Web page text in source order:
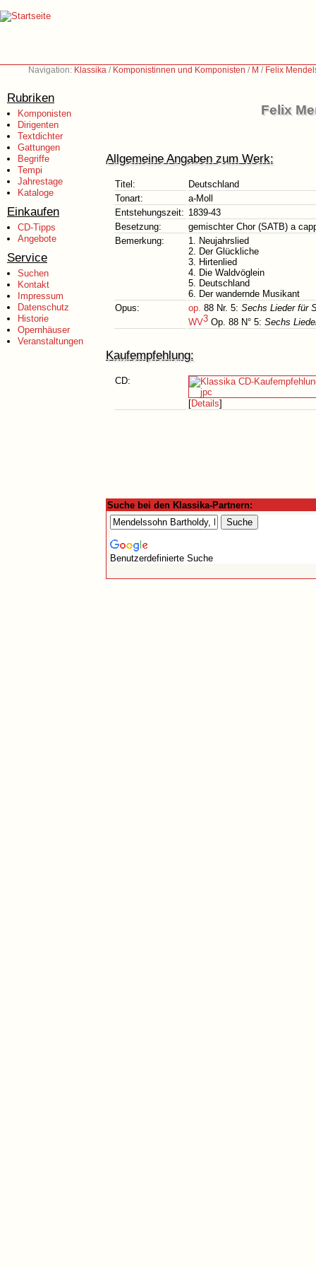
Navigation: Klassika / Komponistinnen und Komponisten / M / Felix
Rubriken
Komponisten
Dirigenten
Textdichter
Gattungen
Begriffe
Tempi
Jahrestage
Kataloge
Einkaufen
CD-Tipps
Angebote
Service
Suchen
Kontakt
Impressum
Datenschutz
Historie
Opernhäuser
Veranstaltungen
Felix
Allgemeine Angaben zum Werk:
Titel:
Deutschland
Tonart:
a-Moll
Entstehungszeit: 1839-43
Besetzung:
gemischter Chor (SATB) a
Bemerkung:
1. Neujahrslied
2. Der Glückliche
3. Hirtenlied
4. Die Waldvöglein
5. Deutschland
6. Der wandernde Musikant
Opus:
op. 88 Nr. 5: Sechs Lieder für
WV3 Op. 88 N° 5: Sechs
Kaufempfehlung:
CD:
[Details]
Suche bei den Klassika-Partnern:
Benutzerdefinierte Suche